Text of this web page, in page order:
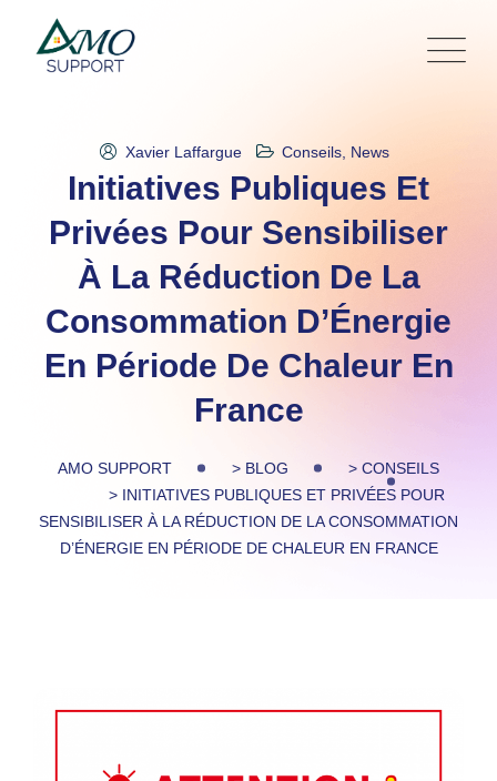
content
Xavier Laffargue Conseils News
Initiatives Publiques Et
Privées Pour Sensibiliser
À La Réduction De La
Consommation D’Énergie
En Période De Chaleur En
France
AMO SUPPORT > BLOG > CONSEILS
> INITIATIVES PUBLIQUES ET PRIVÉES POUR
SENSIBILISER À LA RÉDUCTION DE LA CONSOMMATION
D’ÉNERGIE EN PÉRIODE DE CHALEUR EN FRANCE